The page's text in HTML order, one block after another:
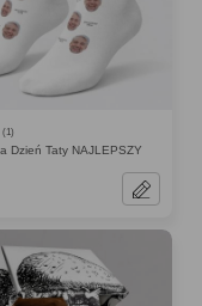
(1)
Dzień Taty NAJLEPSZY